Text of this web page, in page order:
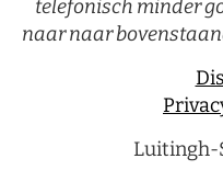
telefonisch minder
naar naar